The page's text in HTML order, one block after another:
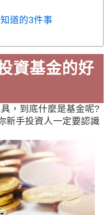
道的3件事
資基金的好
，到底什麼是基金呢?
新手投資人一定要認識